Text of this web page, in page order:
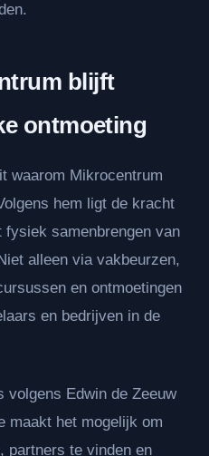
blijft
ontmoeting
waarom Mikrocentrum
hem ligt de kracht
samenbrengen van
alleen via vakbeurzen,
en ontmoetingen
en bedrijven in de
volgens Edwin de Zeeuw
maakt het mogelijk om
partners te vinden en